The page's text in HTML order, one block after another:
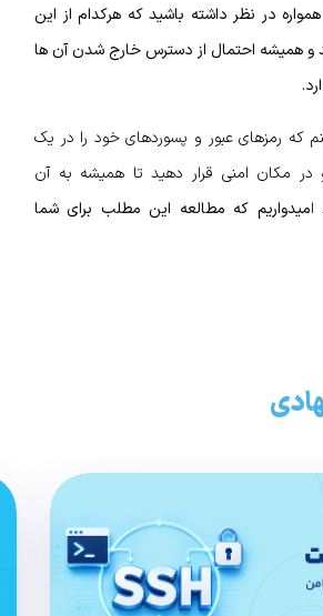
در نظر داشته باشید که هرکدام از این
و همیشه احتمال از دسترس خارج شدن آن ها
که رمزهای عبور و پسوردهای خود را در یک
در مکان امنی قرار دهید تا همیشه به آن
میدواریم که مطالعه این مطلب برای شما